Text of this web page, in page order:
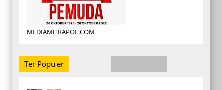
MEDIAMITRAPOL.COM
Ter Populer